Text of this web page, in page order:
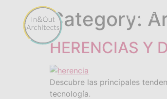
HOME
Category:
HERENCIAS Y
Descubre las principales
tecnología.